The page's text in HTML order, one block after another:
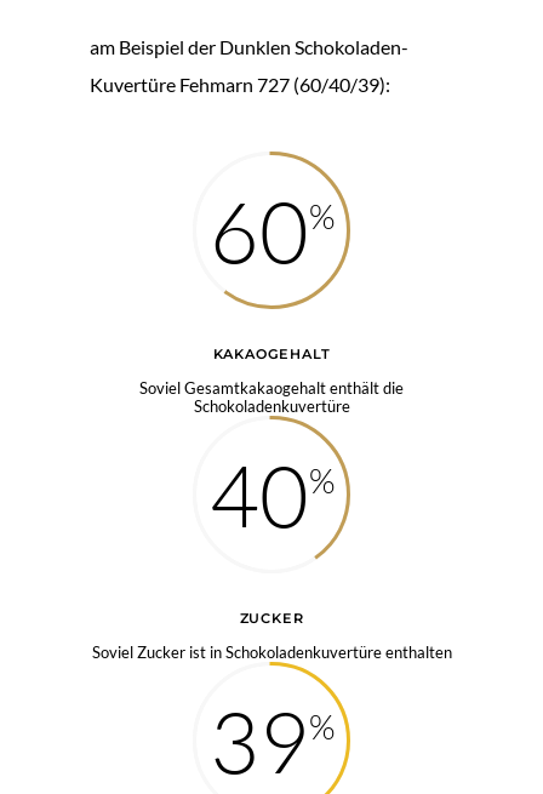
am Beispiel der Dunklen Schokoladen-
Kuvertüre Fehmarn 727 (60/40/39):
60
KAKAOGEHALT
Soviel Gesamtkakaogehalt enthält die
Schokoladenkuvertüre
40
ZUCKER
Soviel Zucker ist in Schokoladenkuvertüre enthalten
39